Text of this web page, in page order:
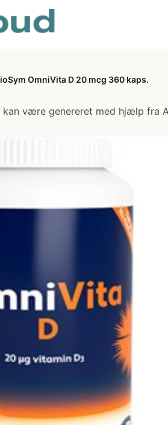
OmniVita D 20 mcg 360 kaps.
kan være genereret med hjælp fra